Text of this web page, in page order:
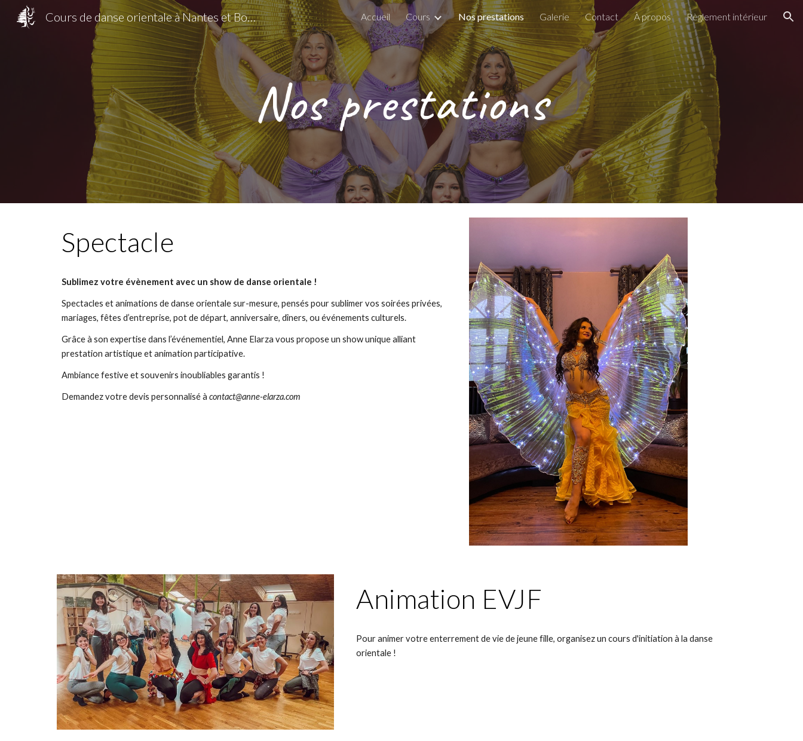
Skip to main content Skip to navigation
Cours de danse orientale à Nantes et Bouguenais avec Anne Elarza Accueil Cours Nos prestations Galerie Contact À propos Règlement intérieur
Nos prestations
Spectacle
Sublimez votre évènement avec un show de danse orientale !
Spectacles et animations de danse orientale sur-mesure, pensés pour sublimer vos soirées privées,
mariages, fêtes d’entreprise, pot de départ, anniversaire, dîners, ou événements culturels.
Grâce à son expertise dans l’événementiel, Anne Elarza vous propose un show unique alliant
prestation artistique et animation participative.
Ambiance festive et souvenirs inoubliables garantis !
Demandez votre devis personnalisé à contact@anne-elarza.com
Animation EVJF
Pour animer votre enterrement de vie de jeune fille, organisez un cours d'initiation à la danse
orientale !